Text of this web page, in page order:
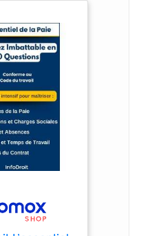
dans le grave. *
: nouveau
" simple
" repensé pour
les grands
et fluidifier le
Justesse et
: conception
une intonation
couleurs
sur
basse d'étude
par une maison